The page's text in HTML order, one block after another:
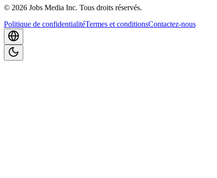
© 2026 Jobs Media Inc. Tous droits réservés.
Politique de confidentialitéTermes et conditionsContactez-nous